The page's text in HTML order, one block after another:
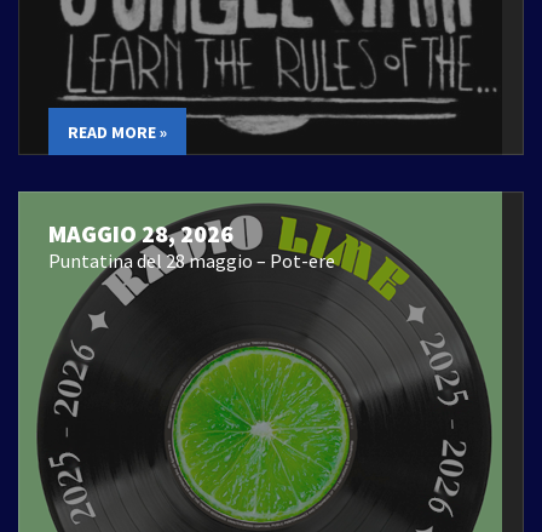
READ MORE »
MAGGIO 28, 2026
Puntatina del 28 maggio – Pot-ere